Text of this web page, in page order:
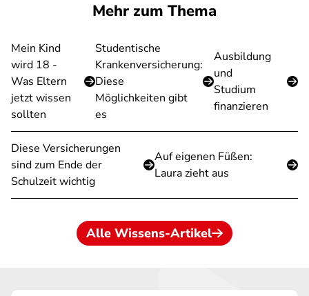
Mehr zum Thema
Mein Kind
wird 18 -
Was Eltern
jetzt wissen
sollten
Studentische
Krankenversicherung:
Diese
Möglichkeiten gibt
es
Ausbildung
und
Studium
finanzieren
Diese Versicherungen
sind zum Ende der
Schulzeit wichtig
Auf eigenen Füßen:
Laura zieht aus
Alle Wissens-Artikel